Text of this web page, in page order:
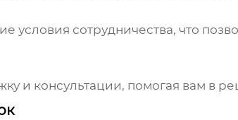
условия сотрудничества, что
и консультации, помогая вам в